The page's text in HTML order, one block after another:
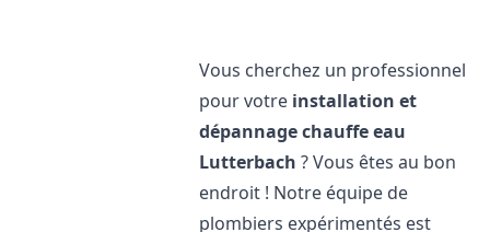
Vous cherchez un professionnel
pour votre installation et
dépannage chauffe eau
Lutterbach ? Vous êtes au bon
endroit ! Notre équipe de
plombiers expérimentés est